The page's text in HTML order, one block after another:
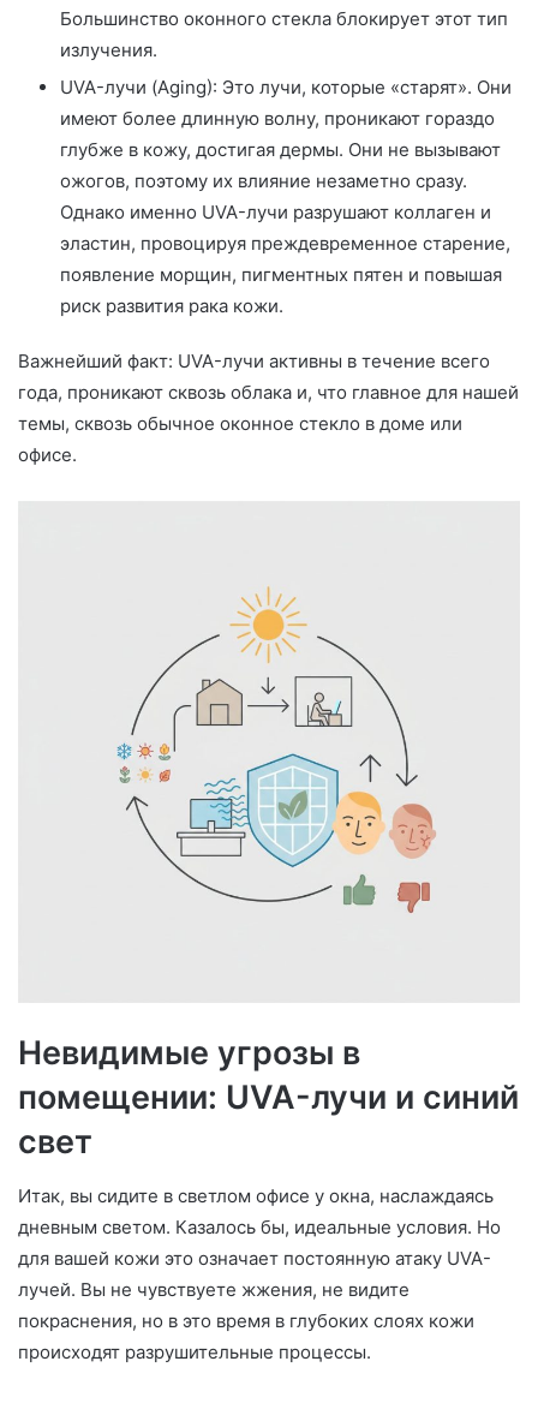
Большинство оконного стекла блокирует этот тип
излучения.
UVA-лучи (Aging): Это лучи, которые «старят». Они
имеют более длинную волну, проникают гораздо
глубже в кожу, достигая дермы. Они не вызывают
ожогов, поэтому их влияние незаметно сразу.
Однако именно UVA-лучи разрушают коллаген и
эластин, провоцируя преждевременное старение,
появление морщин, пигментных пятен и повышая
риск развития рака кожи.
Важнейший факт: UVA-лучи активны в течение всего
года, проникают сквозь облака и, что главное для нашей
темы, сквозь обычное оконное стекло в доме или
офисе.
Невидимые угрозы в
помещении: UVA-лучи и синий
свет
Итак, вы сидите в светлом офисе у окна, наслаждаясь
дневным светом. Казалось бы, идеальные условия. Но
для вашей кожи это означает постоянную атаку UVA-
лучей. Вы не чувствуете жжения, не видите
покраснения, но в это время в глубоких слоях кожи
происходят разрушительные процессы.